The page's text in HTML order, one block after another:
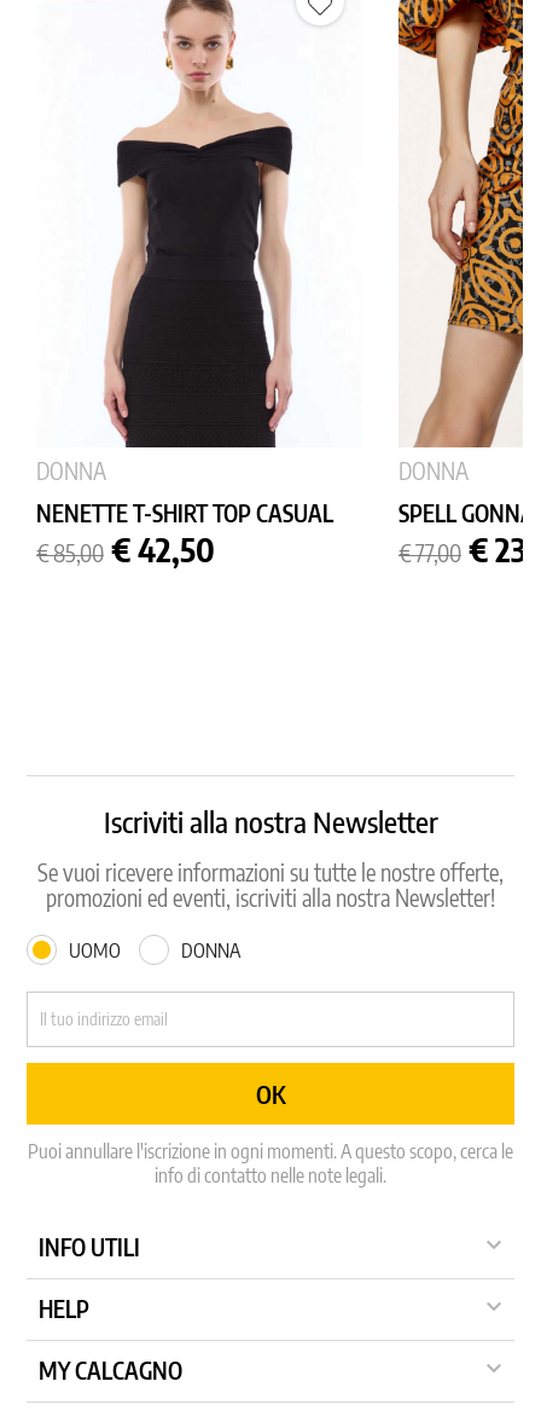
DONNA
NENETTE T-SHIRT TOP CASUAL
Prezzo
base
€ 85,00 Prezzo
€ 42,50
DONNA
SPELL GONNA
Prezzo
base
€ 77,00 €
Iscriviti alla nostra Newsletter
Se vuoi ricevere informazioni su tutte le nostre offerte,
promozioni ed eventi, iscriviti alla nostra Newsletter!
UOMO DONNA
Puoi annullare l'iscrizione in ogni momenti. A questo scopo, cerca le
info di contatto nelle note legali.
INFO UTILI 
HELP 
MY CALCAGNO 